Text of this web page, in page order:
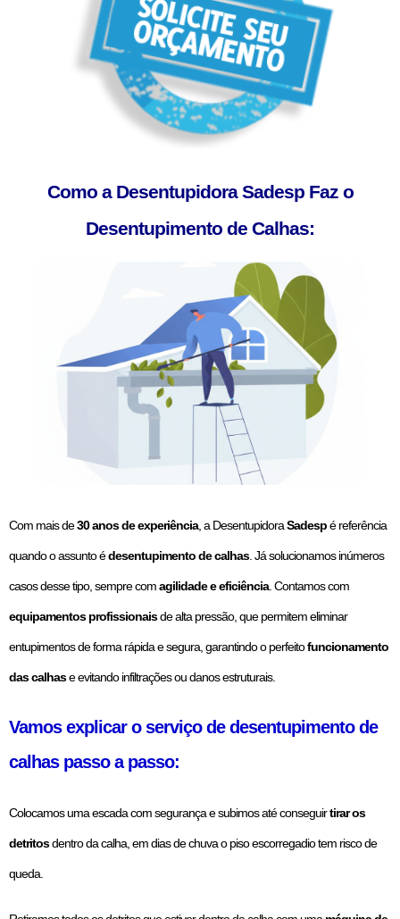
Como a Desentupidora Sadesp Faz o
Desentupimento de Calhas:
Com mais de30 anos de experiência, a DesentupidoraSadespé referência
quando o assunto édesentupimento de calhas. Já solucionamos inúmeros
casos desse tipo, sempre comagilidade e eficiência. Contamos com
equipamentos profissionaisde alta pressão, que permitem eliminar
entupimentos de forma rápida e segura, garantindo o perfeitofuncionamento
das calhase evitando infiltrações ou danos estruturais.
Vamos explicar o serviço de desentupimento de
calhas passo a passo:
Colocamos uma escada com segurança e subimos até conseguirtirar os
detritosdentro da calha, em dias de chuva o piso escorregadio tem risco de
queda.